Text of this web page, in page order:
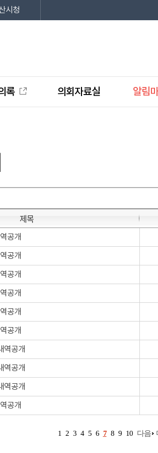
시청
록 의회자료실 알림
제목
공개
공개
공개
공개
공개
공개
역공개
역공개
역공개
공개
1 2 3 4 5 6 7 8 9 10 다음